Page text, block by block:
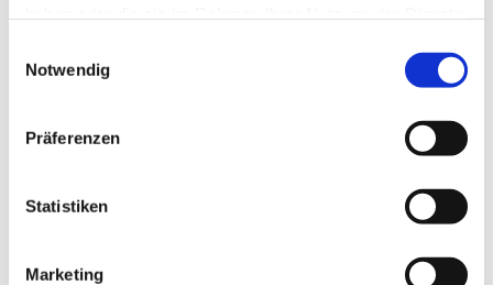
Notwendig
Präferenzen
Statistiken
Marketing
Vinden blåser där den vill, och du hör
dess susande
7 november
Tid:kl. 10–ca 17